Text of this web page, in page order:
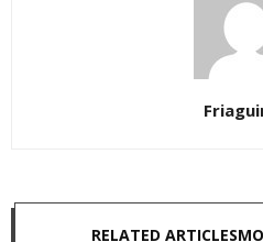
RELATED ARTICLES